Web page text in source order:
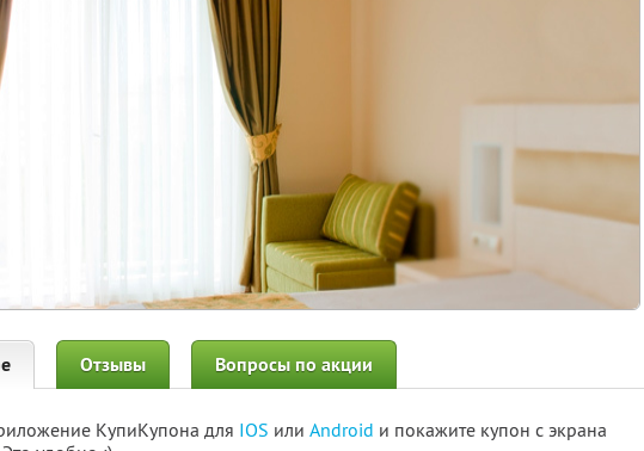
Отзывы Вопросы по акции
КупиКупона для IOS или Android и покажите купон с экрана